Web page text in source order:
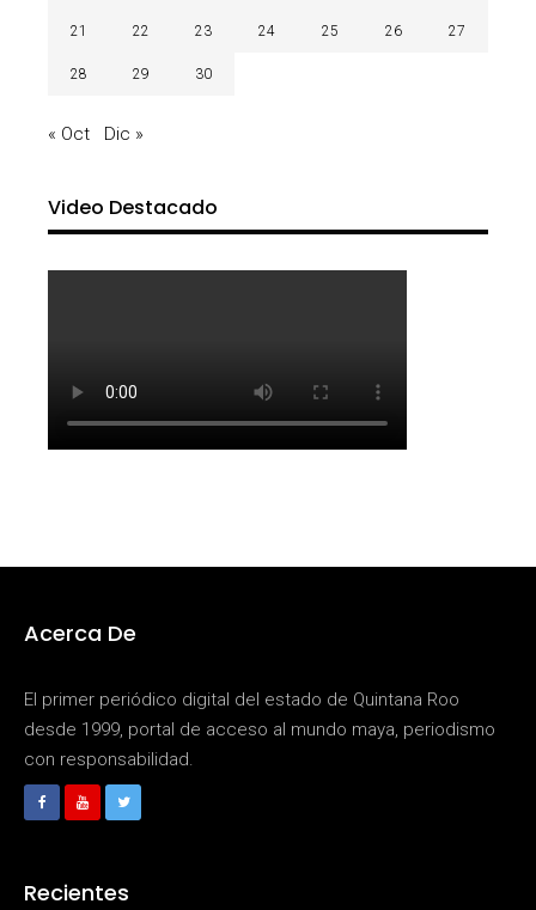
21 22 23 24 25 26 27
28 29 30
« Oct Dic »
Video Destacado
Acerca De
El primer periódico digital del estado de Quintana Roo
desde 1999, portal de acceso al mundo maya, periodismo
con responsabilidad.
Recientes